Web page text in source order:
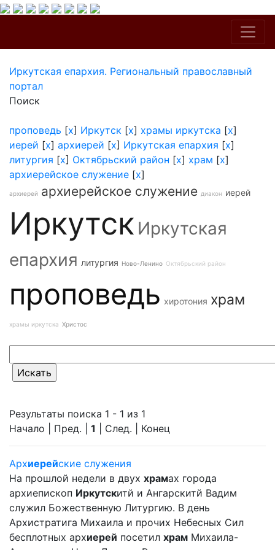
Иркутская епархия. Региональный православный
портал
Поиск
проповедь [x] Иркутск [x] храмы иркутска [x]
иерей [x] архиерей [x] Иркутская епархия [x]
литургия [x] Октябрьский район [x] храм [x]
архиерейское служение [x]
архиерей архиерейское служение диакон иерей
Иркутск Иркутская
епархия литургия Ново-Ленино Октябрьский район
проповедь хиротония храм
храмы иркутска Христос
Результаты поиска 1 - 1 из 1
Начало | Пред. | 1 | След. | Конец
Архиерейские служения
На прошлой недели в двух храмах города
архиепископ Иркутскитй и Ангарскитй Вадим
служил Божественную Литургию. В день
Архистратига Михаила и прочих Небесных Сил
бесплотных архиерей посетил храм Михаила-